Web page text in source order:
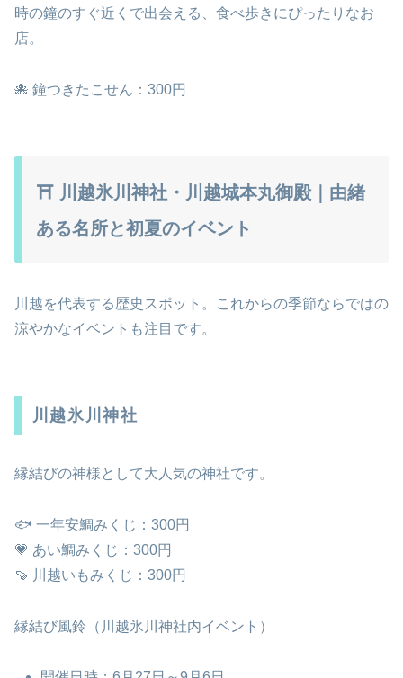
時の鐘のすぐ近くで出会える、食べ歩きにぴったりなお
店。
🐙 鐘つきたこせん：300円
⛩️ 川越氷川神社・川越城本丸御殿｜由緒
ある名所と初夏のイベント
川越を代表する歴史スポット。これからの季節ならではの
涼やかなイベントも注目です。
川越氷川神社
縁結びの神様として大人気の神社です。
🐟 一年安鯛みくじ：300円
💗 あい鯛みくじ：300円
🍠 川越いもみくじ：300円
縁結び風鈴（川越氷川神社内イベント）